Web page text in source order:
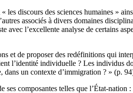
discours des sciences humaines »
associés à divers domaines
avec l’excellente analyse de certains
et de proposer des redéfinitions qui
l’identité individuelle ? Les individus
un contexte d’immigration ? » (p.
ses composantes telles que l’État-